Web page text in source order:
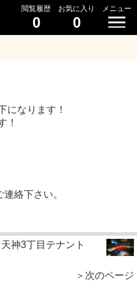
閲覧履歴
0
お気に入り
0
メニュー
になります！
！
絡下さい。
天神3丁目テナント
＞次のページ